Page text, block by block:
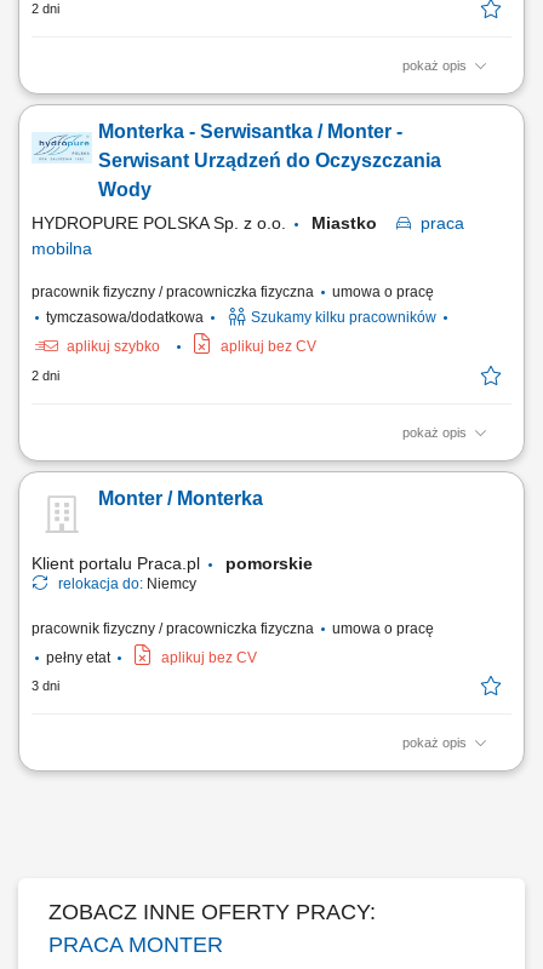
2 dni
pokaż opis
Zadania w pracy: Instalacje systemów filtracji wody, Bieżąca obsługa
Monterka - Serwisantka / Monter -
Serwisant Urządzeń do Oczyszczania
Wody
HYDROPURE POLSKA Sp. z o.o. Miastko
praca
mobilna
pracownik fizyczny / pracowniczka fizyczna
umowa o pracę
tymczasowa/dodatkowa
Szukamy kilku pracowników
aplikuj szybko
aplikuj bez CV
2 dni
pokaż opis
Zadania w pracy: Instalacje systemów filtracji wody, Bieżąca obsługa
Monter / Monterka
Klient portalu Praca.pl pomorskie
relokacja do: Niemcy
pracownik fizyczny / pracowniczka fizyczna
umowa o pracę
pełny etat
aplikuj bez CV
3 dni
pokaż opis
Wykonywanie prac montażowych na terenach budów i obiektów na
ZOBACZ INNE OFERTY PRACY:
PRACA MONTER